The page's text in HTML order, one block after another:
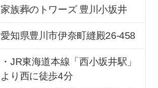
家族葬のトワーズ 豊川小坂井
愛知県豊川市伊奈町縫殿26-458
・JR東海道本線「西小坂井駅」
より西に徒歩4分